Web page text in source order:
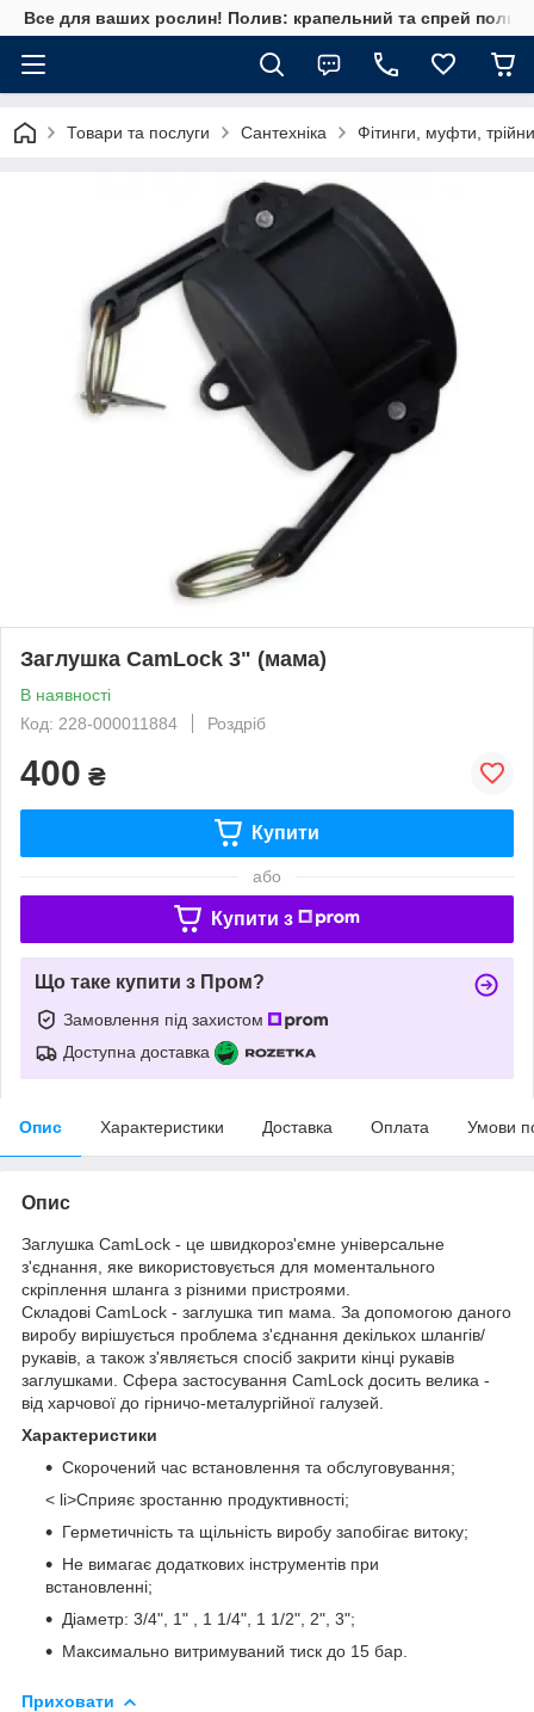
Все для ваших рослин! Полив: крапельний та спрей полив,
Товари та послуги Сантехніка Фітинги, муфти,
Заглушка CamLock 3" (мама)
В наявності
Код: 228-000011884
Роздріб
400 ₴
Купити
або
Купити з
Що таке купити з Пром?
Замовлення під захистом
Доступна доставка
Опис Характеристики Доставка Оплата Умови
Опис
Заглушка CamLock - це швидкороз'ємне універсальне
з'єднання, яке використовується для моментального
скріплення шланга з різними пристроями.
Складові CamLock - заглушка тип мама. За допомогою даного
виробу вирішується проблема з'єднання декількох шлангів/
рукавів, а також з'являється спосіб закрити кінці рукавів
заглушками. Сфера застосування CamLock досить велика -
від харчової до гірничо-металургійної галузей.
Характеристики
Скорочений час встановлення та обслуговування;
< li>Сприяє зростанню продуктивності;
Герметичність та щільність виробу запобігає витоку;
Не вимагає додаткових інструментів при
встановленні;
Діаметр: 3/4", 1" , 1 1/4", 1 1/2", 2", 3";
Максимально витримуваний тиск до 15 бар.
Приховати